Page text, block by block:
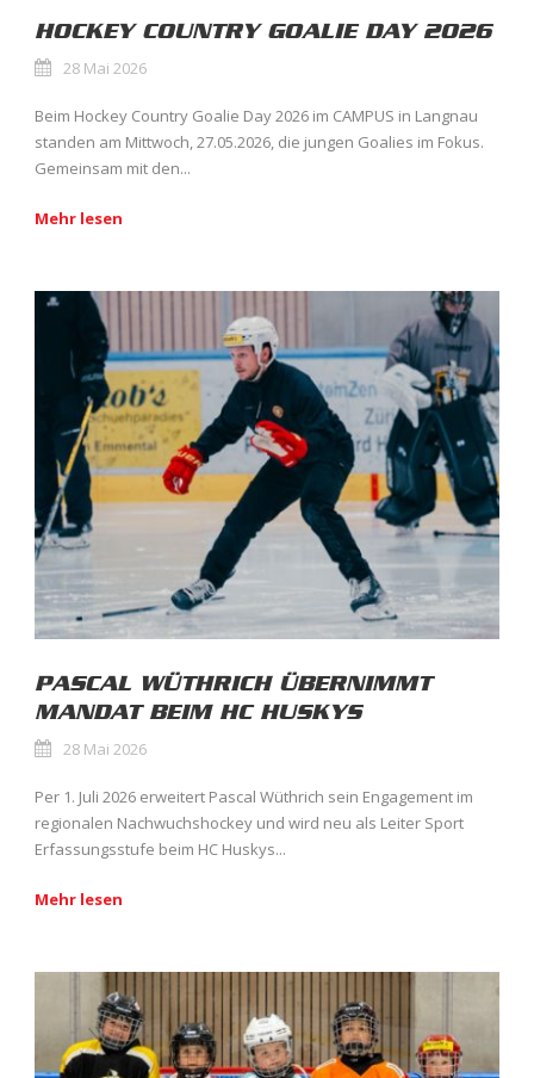
HOCKEY COUNTRY GOALIE DAY 2026
28 Mai 2026
Beim Hockey Country Goalie Day 2026 im CAMPUS in Langnau
standen am Mittwoch, 27.05.2026, die jungen Goalies im Fokus.
Gemeinsam mit den...
Mehr lesen
PASCAL WÜTHRICH ÜBERNIMMT
MANDAT BEIM HC HUSKYS
28 Mai 2026
Per 1. Juli 2026 erweitert Pascal Wüthrich sein Engagement im
regionalen Nachwuchshockey und wird neu als Leiter Sport
Erfassungsstufe beim HC Huskys...
Mehr lesen